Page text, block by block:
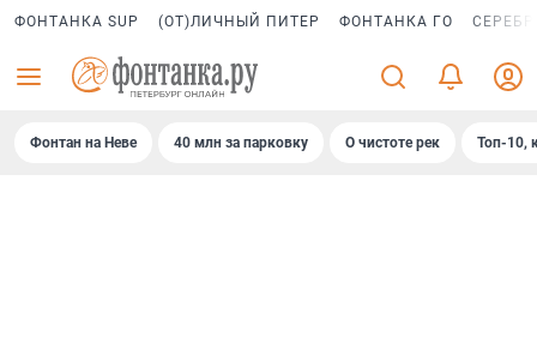
ФОНТАНКА SUP (ОТ)ЛИЧНЫЙ ПИТЕР ФОНТАНКА ГО
Фонтан на Неве 40 млн за парковку О чистоте рек Топ-10,